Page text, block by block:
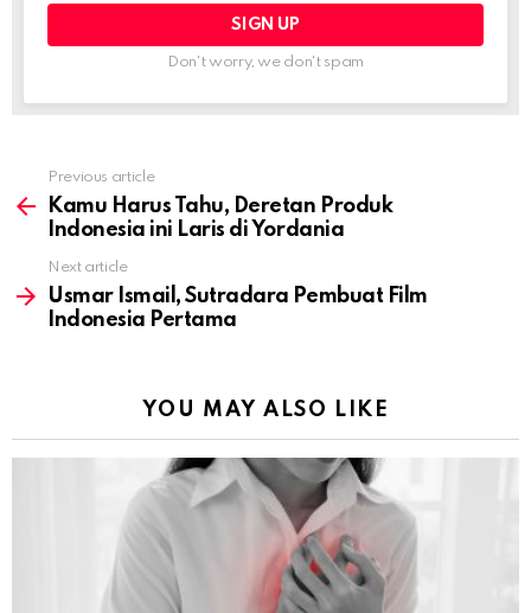
Don't worry, we don't spam
more
Previous article
Kamu Harus Tahu, Deretan Produk
Indonesia ini Laris di Yordania
Next article
Usmar Ismail, Sutradara Pembuat Film
Indonesia Pertama
YOU MAY ALSO LIKE